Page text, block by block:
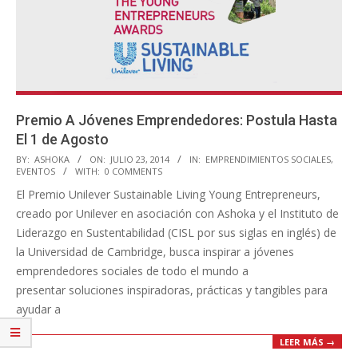
Premio A Jóvenes Emprendedores: Postula Hasta
El 1 de Agosto
2014-
07-
23
BY: ASHOKA ON: JULIO 23, 2014 IN: EMPRENDIMIENTOS SOCIALES,
EVENTOS
WITH: 0 COMMENTS
El Premio Unilever Sustainable Living Young Entrepreneurs,
creado por Unilever en asociación con Ashoka y el Instituto de
Liderazgo en Sustentabilidad (CISL por sus siglas en inglés) de
la Universidad de Cambridge, busca inspirar a jóvenes
emprendedores sociales de todo el mundo a
presentar soluciones inspiradoras, prácticas y tangibles para
ayudar a
LEER MÁS →